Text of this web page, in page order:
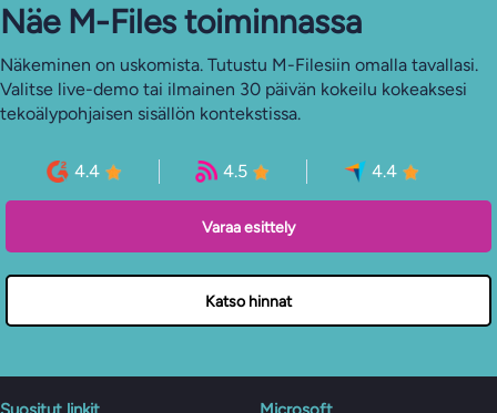
Näe M-Files toiminnassa
Näkeminen on uskomista. Tutustu M-Filesiin omalla tavallasi.
Valitse live-demo tai ilmainen 30 päivän kokeilu kokeaksesi
tekoälypohjaisen sisällön kontekstissa.
4.4 4.5 4.4
Varaa esittely
Katso hinnat